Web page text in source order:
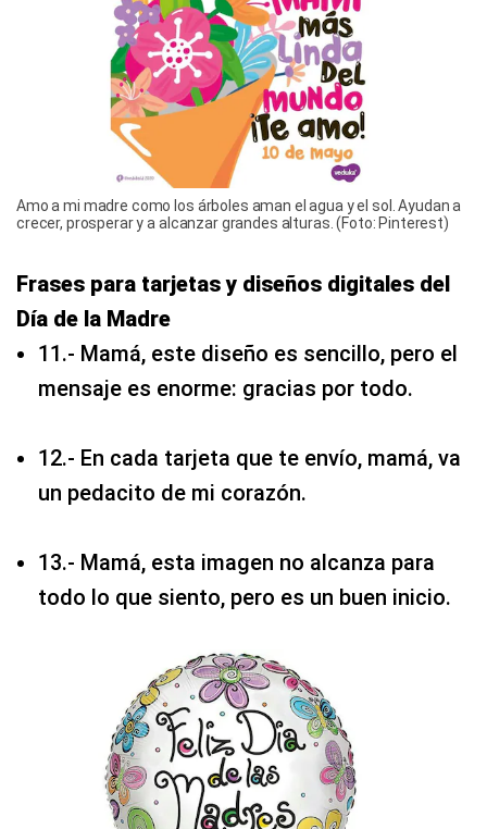
Amo a mi madre como los árboles aman el agua y el sol. Ayudan a
crecer, prosperar y a alcanzar grandes alturas. (Foto: Pinterest)
Frases para tarjetas y diseños digitales del
Día de la Madre
11.- Mamá, este diseño es sencillo, pero el
mensaje es enorme: gracias por todo.
12.- En cada tarjeta que te envío, mamá, va
un pedacito de mi corazón.
13.- Mamá, esta imagen no alcanza para
todo lo que siento, pero es un buen inicio.